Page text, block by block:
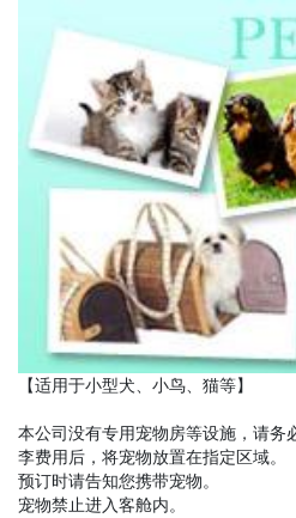
【适用于小型犬、小鸟、猫等】
本公司没有专用宠物房等设施，请务
李费用后，将宠物放置在指定区域。
预订时请告知您携带宠物。
宠物禁止进入客舱内。